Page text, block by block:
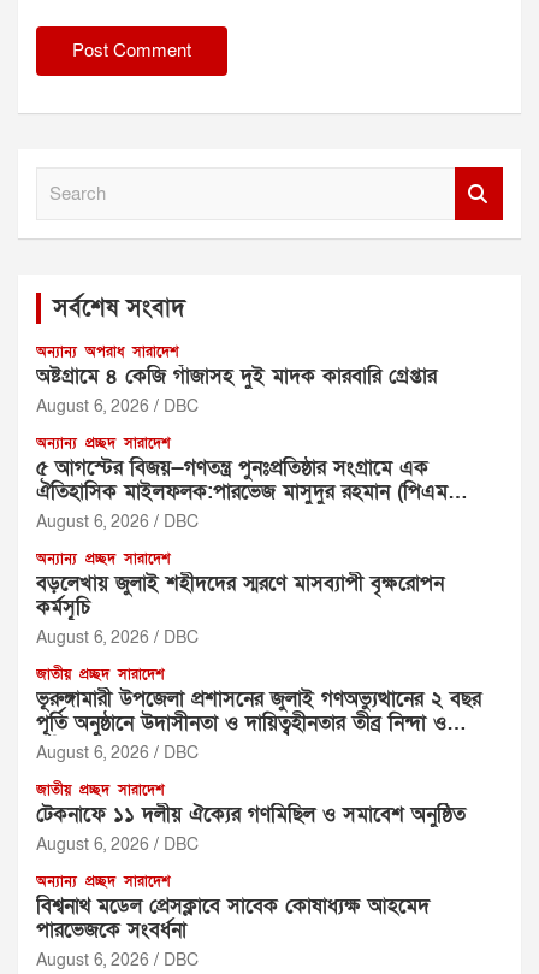
সর্বশেষ সংবাদ
অন্যান্য অপরাধ সারাদেশ
অষ্টগ্রামে ৪ কেজি গাঁজাসহ দুই মাদক কারবারি গ্রেপ্তার
August 6, 2026 DBC
অন্যান্য প্রচ্ছদ সারাদেশ
৫ আগস্টের বিজয়—গণতন্ত্র পুনঃপ্রতিষ্ঠার সংগ্রামে এক
ঐতিহাসিক মাইলফলক:পারভেজ মাসুদুর রহমান (পিএম
রহমান)
August 6, 2026 DBC
অন্যান্য প্রচ্ছদ সারাদেশ
বড়লেখায় জুলাই শহীদদের স্মরণে মাসব্যাপী বৃক্ষরোপন
কর্মসূচি
August 6, 2026 DBC
জাতীয় প্রচ্ছদ সারাদেশ
ভূরুঙ্গামারী উপজেলা প্রশাসনের জুলাই গণঅভ্যুত্থানের ২ বছর
পূর্তি অনুষ্ঠানে উদাসীনতা ও দায়িত্বহীনতার তীব্র নিন্দা ও
প্রতিবাদ
August 6, 2026 DBC
জাতীয় প্রচ্ছদ সারাদেশ
টেকনাফে ১১ দলীয় ঐক্যের গণমিছিল ও সমাবেশ অনুষ্ঠিত
August 6, 2026 DBC
অন্যান্য প্রচ্ছদ সারাদেশ
বিশ্বনাথ মডেল প্রেসক্লাবে সাবেক কোষাধ্যক্ষ আহমেদ
পারভেজকে সংবর্ধনা
August 6, 2026 DBC